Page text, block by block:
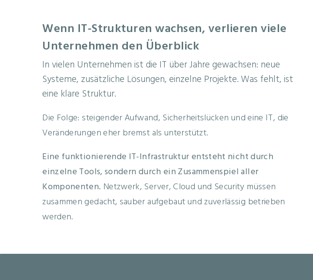
Wenn IT-Strukturen wachsen, verlieren viele
Unternehmen den Überblick
In vielen Unternehmen ist die IT über Jahre gewachsen: neue
Systeme, zusätzliche Lösungen, einzelne Projekte. Was fehlt, ist
eine klare Struktur.
Die Folge: steigender Aufwand, Sicherheitslücken und eine IT, die
Veränderungen eher bremst als unterstützt.
Eine funktionierende IT-Infrastruktur entsteht nicht durch
einzelne Tools, sondern durch ein Zusammenspiel aller
Komponenten. Netzwerk, Server, Cloud und Security müssen
zusammen gedacht, sauber aufgebaut und zuverlässig betrieben
werden.